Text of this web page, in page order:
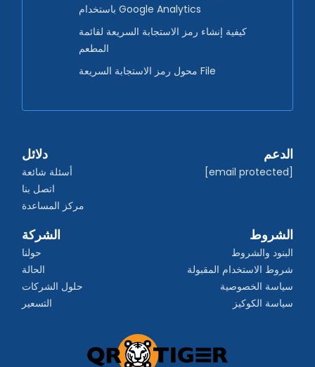
باستخدام Google Analytics
كيفية إنشاء رمز الاستجابة السريعة لقائمة
المطعم
محول رمز الاستجابة السريعة File
دلائل
أسئلة شائعة
اتصل بنا
مركز المساعدة
الدعم
[email protected]
الشركة
حولنا
الحالة
حلول الشركات
التسعير
الشروط
البنود والشروط
شروط الاستخدام المقبولة
سياسة الخصوصية
سياسة الكوكيز